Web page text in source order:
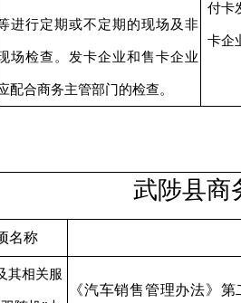
进行定期或不定期的现场及非
场检查。发卡企业和售卡企业
配合商务主管部门的检查。
付卡
卡企
武陟县商
名称
其相关服
《汽车销售管理办法》